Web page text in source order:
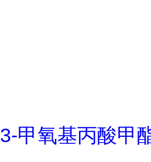
3-甲氧基丙酸甲